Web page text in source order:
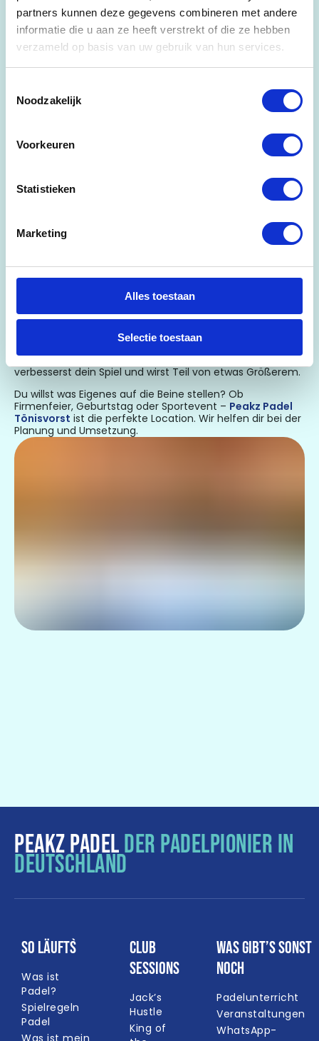
partners kunnen deze gegevens combineren met andere
informatie die u aan ze heeft verstrekt of die ze hebben
verzameld op basis van uw gebruik van hun services.
Noodzakelijk
Voorkeuren
Statistieken
Marketing
Alles toestaan
Selectie toestaan
zig Matches gespielt hast. Und du spielst nie allein: Unsere
lokale Padel Community bringt dich mit anderen
zusammen. In derWhatsApp-Gruppe findest du mit
einem kurzen Post dein „Magic 4“ für ein spontanes Spiel.
CLUB SESSIONS & EVENTS
Jede Woche organisieren wir bei unsClub Sessions
– jeder kann mitspielen. So lernst du neue Leute kennen,
verbesserst dein Spiel und wirst Teil von etwas Größerem.
Du willst was Eigenes auf die Beine stellen? Ob
Firmenfeier, Geburtstag oder Sportevent – Peakz Padel
Tönisvorst ist die perfekte Location. Wir helfen dir bei der
Planung und Umsetzung.
PEAKZ PADELDER PADELPIONIER IN
DEUTSCHLAND
So läuft`s
Was ist
Padel?
Spielregeln
Padel
Club
Sessions
Jack’s
Hustle
King of
Was gibt’s sonst
noch
Padelunterricht
Veranstaltungen
WhatsApp-